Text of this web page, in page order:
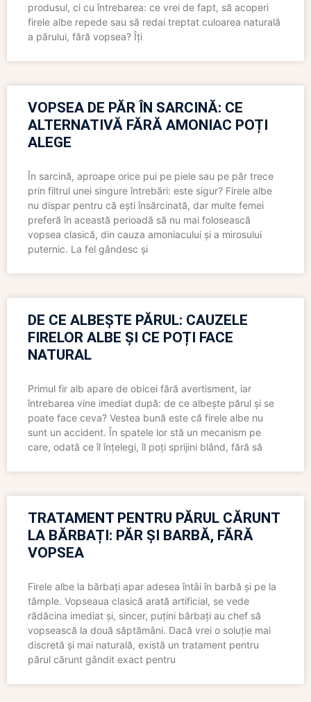
produsul, ci cu întrebarea: ce vrei de fapt, să acoperi
firele albe repede sau să redai treptat culoarea naturală
a părului, fără vopsea? Îți
VOPSEA DE PĂR ÎN SARCINĂ: CE
ALTERNATIVĂ FĂRĂ AMONIAC POȚI
ALEGE
În sarcină, aproape orice pui pe piele sau pe păr trece
prin filtrul unei singure întrebări: este sigur? Firele albe
nu dispar pentru că ești însărcinată, dar multe femei
preferă în această perioadă să nu mai folosească
vopsea clasică, din cauza amoniacului și a mirosului
puternic. La fel gândesc și
DE CE ALBEȘTE PĂRUL: CAUZELE
FIRELOR ALBE ȘI CE POȚI FACE
NATURAL
Primul fir alb apare de obicei fără avertisment, iar
întrebarea vine imediat după: de ce albește părul și se
poate face ceva? Vestea bună este că firele albe nu
sunt un accident. În spatele lor stă un mecanism pe
care, odată ce îl înțelegi, îl poți sprijini blând, fără să
TRATAMENT PENTRU PĂRUL CĂRUNT
LA BĂRBAȚI: PĂR ȘI BARBĂ, FĂRĂ
VOPSEA
Firele albe la bărbați apar adesea întâi în barbă și pe la
tâmple. Vopseaua clasică arată artificial, se vede
rădăcina imediat și, sincer, puțini bărbați au chef să
vopsească la două săptămâni. Dacă vrei o soluție mai
discretă și mai naturală, există un tratament pentru
părul cărunt gândit exact pentru